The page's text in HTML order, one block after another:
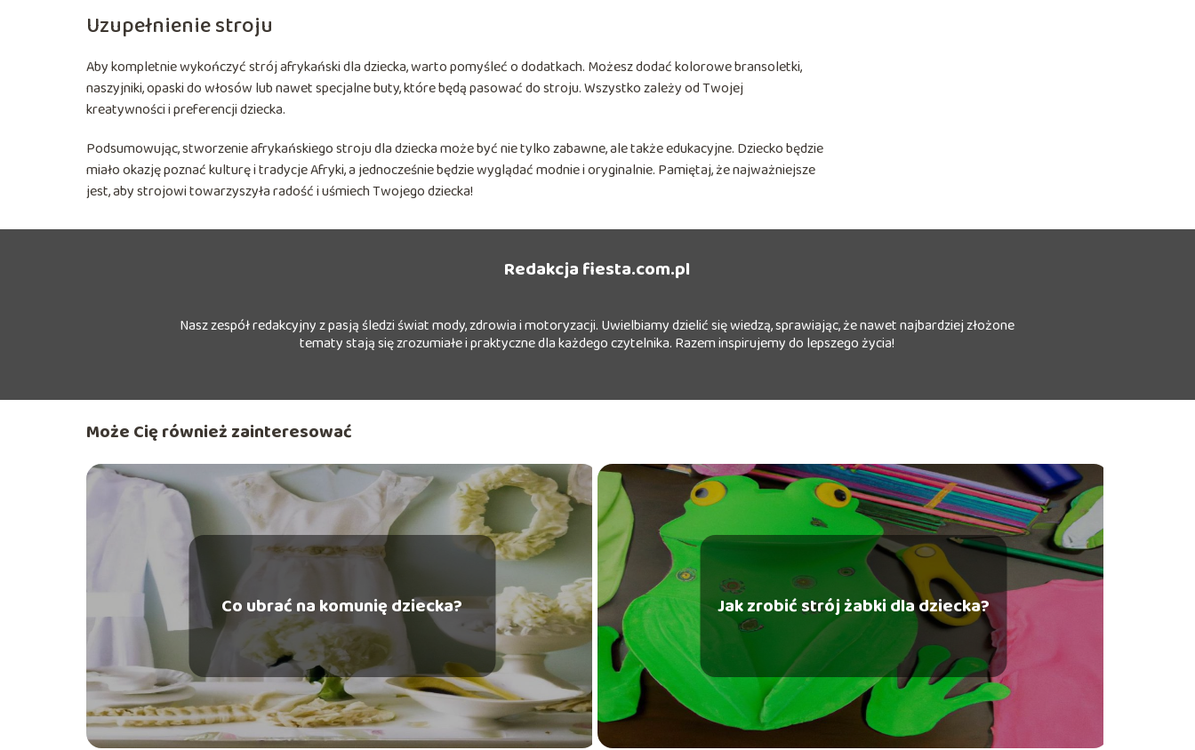
Uzupełnienie stroju
Aby kompletnie wykończyć strój afrykański dla dziecka, warto pomyśleć o dodatkach. Możesz dodać kolorowe bransoletki,
naszyjniki, opaski do włosów lub nawet specjalne buty, które będą pasować do stroju. Wszystko zależy od Twojej
kreatywności i preferencji dziecka.
Podsumowując, stworzenie afrykańskiego stroju dla dziecka może być nie tylko zabawne, ale także edukacyjne. Dziecko będzie
miało okazję poznać kulturę i tradycje Afryki, a jednocześnie będzie wyglądać modnie i oryginalnie. Pamiętaj, że najważniejsze
jest, aby strojowi towarzyszyła radość i uśmiech Twojego dziecka!
Redakcja fiesta.com.pl
Nasz zespół redakcyjny z pasją śledzi świat mody, zdrowia i motoryzacji. Uwielbiamy dzielić się wiedzą, sprawiając, że nawet najbardziej złożone
tematy stają się zrozumiałe i praktyczne dla każdego czytelnika. Razem inspirujemy do lepszego życia!
Może Cię również zainteresować
Co ubrać na komunię dziecka? Jak zrobić strój żabki dla dziecka?